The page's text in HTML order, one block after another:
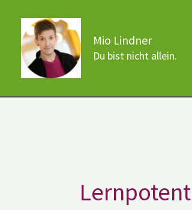
Inhalt
springen
Mio Lindner
Du bist nicht allein.